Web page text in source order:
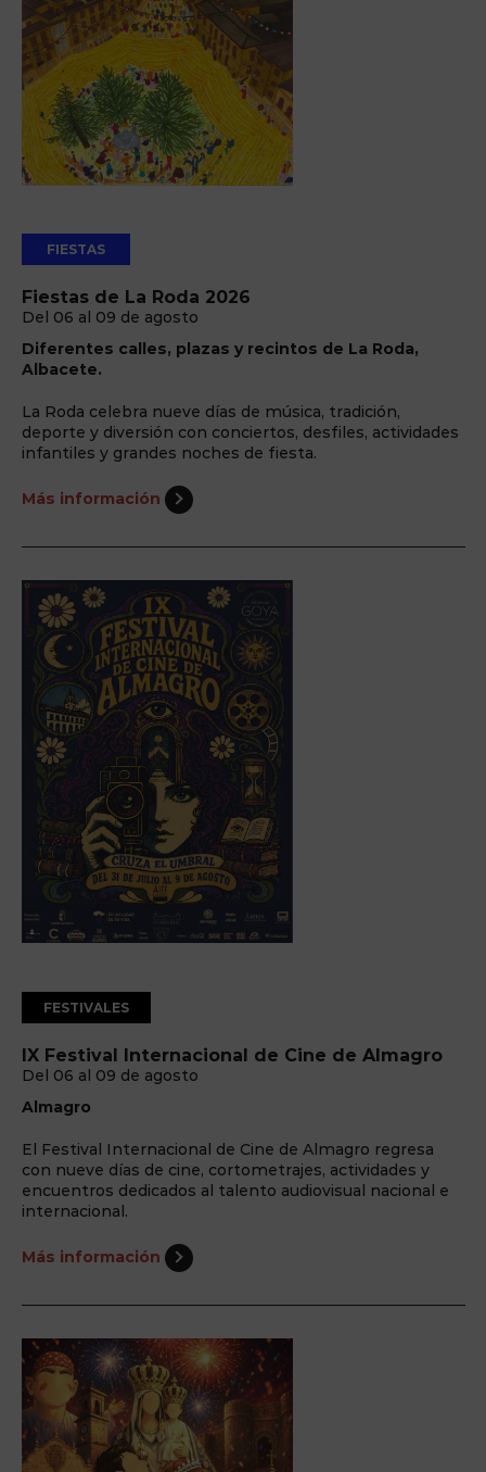
FIESTAS
Fiestas de La Roda 2026
Del 06 al 09 de agosto
Diferentes calles, plazas y recintos de La Roda,
Albacete.
La Roda celebra nueve días de música, tradición,
deporte y diversión con conciertos, desfiles, actividades
infantiles y grandes noches de fiesta.
Más información
FESTIVALES
IX Festival Internacional de Cine de Almagro
Del 06 al 09 de agosto
Almagro
El Festival Internacional de Cine de Almagro regresa
con nueve días de cine, cortometrajes, actividades y
encuentros dedicados al talento audiovisual nacional e
internacional.
Más información